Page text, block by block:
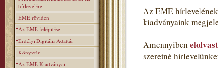
hírlevelére
EME röviden
Az EME felépitése
Erdélyi Digitális Adattár
Könyvtár
Az EME Kiadványai
Az EME
kiadványaink
Amennyiben
szeretné